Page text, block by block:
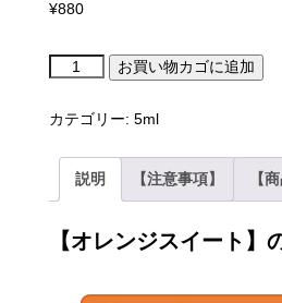
¥880
オ
レ
ス
ト
ー
ニ
お買い物カゴに追加
カテゴリー: 5ml
説明 【注意事項】 【
【オレンジスイート】